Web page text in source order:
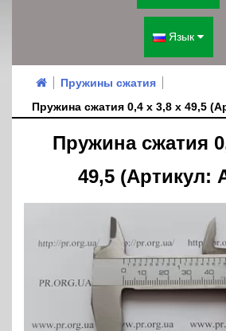
Язык
Пружины сжатия
Пружина сжатия 0,4 х 3,8 х 49,5
Пружина сжатия
49,5 (Артикул: